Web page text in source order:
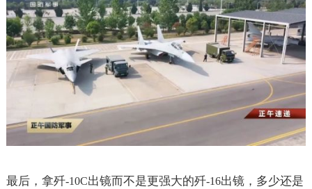
最后，拿歼-10C出镜而不是更强大的歼-16出镜，多少还是